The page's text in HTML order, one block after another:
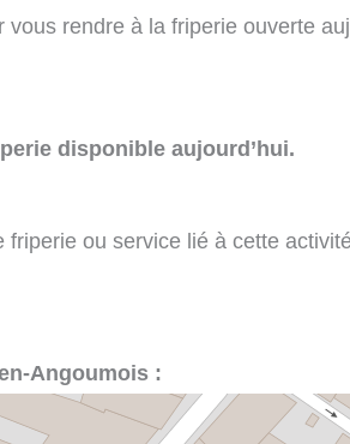
rendre à la friperie ouverte
disponible aujourd’hui.
ou service lié à cette
Angoumois :